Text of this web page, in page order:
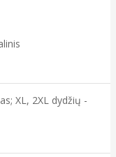
XL, 2XL dydžių -